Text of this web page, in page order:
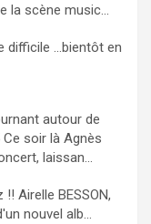
la scène music...
difficile ...bientôt en
autour de
Ce soir là Agnès
laissan...
!! Airelle BESSON,
nouvel alb...